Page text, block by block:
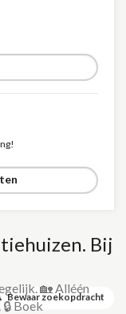
Bewaar zoekopdracht
Bij
🏡 Alléén
Boek